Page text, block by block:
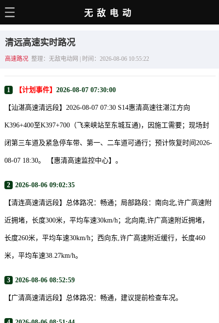
电动百科
电车手册
无敌电动
清远高速实时路况
高速路况 整理：无敌电动网 | 时间：2026-08-06 10:55:22
1 【计划事件】 2026-08-07 07:30:00
【汕湛高速清远段】2026-08-07 07:30 S14惠清高速往湛江方向
K396+400至K397+700（飞来峡站至东城互通)，因施工需要；现场封
闭第三车道及紧急停车带、第一、二车道可通行；预计恢复时间2026-
08-07 18:30。 【惠清高速监控中心】。
2 2026-08-06 09:02:35
【清连高速清远段】总体路况：畅通；局部路段：南向北,许广高速附
近拥堵，长度300米，平均车速30km/h；北向南,许广高速附近拥堵，
长度260米，平均车速30km/h；西向东,许广高速附近缓行，长度460
米，平均车速38.27km/h。
3 2026-08-06 08:52:59
【广清高速清远段】总体路况：畅通，建议提前检查车况。